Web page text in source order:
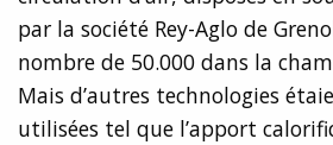
par la société Rey-Aglo de
nombre de 50.000 dans la
Mais d’autres technologies
utilisées tel que l’apport